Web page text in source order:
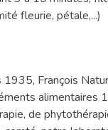
fleurie, pétale,...)
François
alimentaires
de